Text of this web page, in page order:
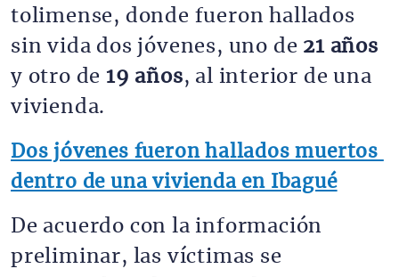
tolimense, donde fueron hallados
sin vida dos jóvenes, uno de 21 años
y otro de 19 años, al interior de una
vivienda.
Dos jóvenes fueron hallados muertos
dentro de una vivienda en Ibagué
De acuerdo con la información
preliminar, las víctimas se